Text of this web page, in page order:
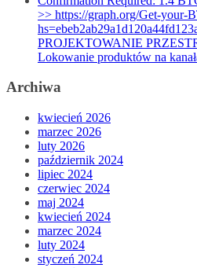
>> https://graph.org/Get-your-
PROJEKTOWANIE
Lokowanie produktów na
Archiwa
kwiecień 2026
marzec 2026
luty 2026
październik 2024
lipiec 2024
czerwiec 2024
maj 2024
kwiecień 2024
marzec 2024
luty 2024
styczeń 2024